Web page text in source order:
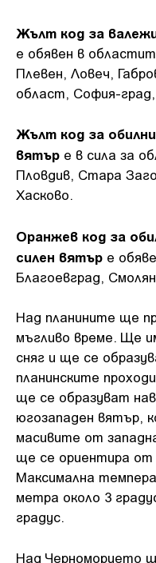
Жълт код за
е обявен в
Плевен, Ловеч,
област, София-
Жълт код за
вятър е в сила за
Пловдив, Стара
Хасково.
Оранжев код за
силен вятър е
Благоевград,
Над планините ще
мъгливо време. Ще
сняг и ще се
планинските
ще се образуват
югозападен вятър,
масивите от
ще се ориентира от
Максимална
метра около 3
градус.
Над Черноморието